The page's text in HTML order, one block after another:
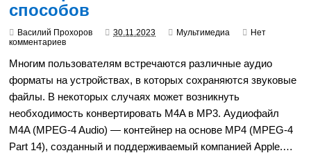
способов
Василий Прохоров 30.11.2023 Мультимедиа
Нет
комментариев
Многим пользователям встречаются различные аудио
форматы на устройствах, в которых сохраняются звуковые
файлы. В некоторых случаях может возникнуть
необходимость конвертировать M4A в MP3. Аудиофайл
M4A (MPEG-4 Audio) — контейнер на основе MP4 (MPEG-4
Part 14), созданный и поддерживаемый компанией Apple.…